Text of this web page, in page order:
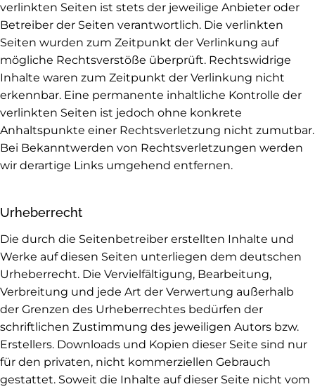
verlinkten Seiten ist stets der jeweilige Anbieter oder
Betreiber der Seiten verantwortlich. Die verlinkten
Seiten wurden zum Zeitpunkt der Verlinkung auf
mögliche Rechtsverstöße überprüft. Rechtswidrige
Inhalte waren zum Zeitpunkt der Verlinkung nicht
erkennbar. Eine permanente inhaltliche Kontrolle der
verlinkten Seiten ist jedoch ohne konkrete
Anhaltspunkte einer Rechtsverletzung nicht zumutbar.
Bei Bekanntwerden von Rechtsverletzungen werden
wir derartige Links umgehend entfernen.
Urheberrecht
Die durch die Seitenbetreiber erstellten Inhalte und
Werke auf diesen Seiten unterliegen dem deutschen
Urheberrecht. Die Vervielfältigung, Bearbeitung,
Verbreitung und jede Art der Verwertung außerhalb
der Grenzen des Urheberrechtes bedürfen der
schriftlichen Zustimmung des jeweiligen Autors bzw.
Erstellers. Downloads und Kopien dieser Seite sind nur
für den privaten, nicht kommerziellen Gebrauch
gestattet. Soweit die Inhalte auf dieser Seite nicht vom